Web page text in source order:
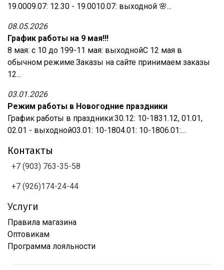
19.0009.07: 12.30 - 19.0010.07: выходной 🌸...
08.05.2026
График работы на 9 мая!!!
8 мая: с 10 до 199-11 мая: выходнойС 12 мая в
обычном режиме.Заказы на сайте принимаем заказы
12...
03.01.2026
Режим работы в Новогодние праздники
График работы в праздники:30.12: 10-1831.12, 01.01,
02.01 - выходной03.01: 10-1804.01: 10-1806.01:...
Контакты
+7 (903) 763-35-58
+7 (926)174-24-44
Услуги
Правила магазина
Оптовикам
Программа лояльности